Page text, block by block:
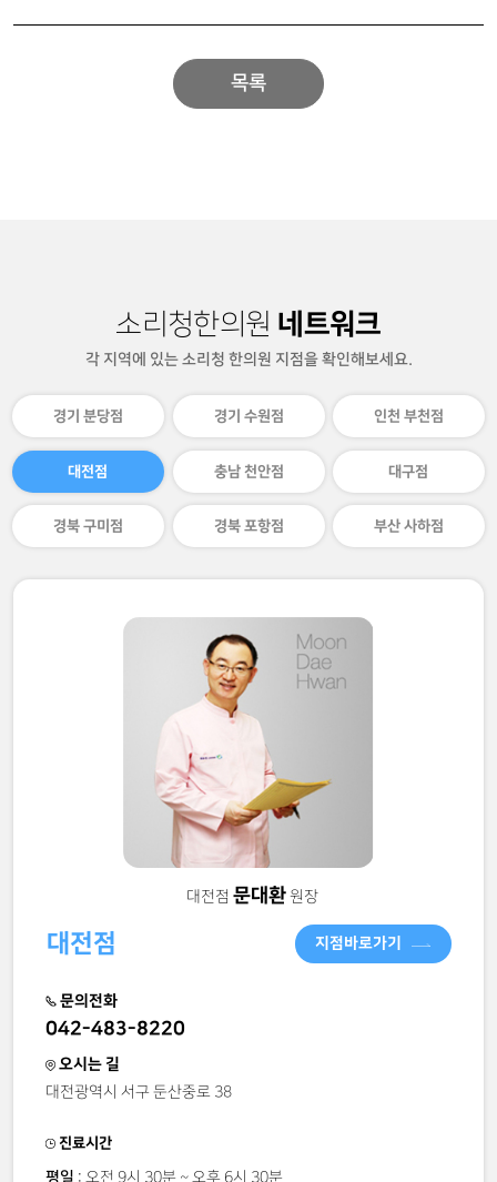
목록
소리청한의원 네트워크
각 지역에 있는 소리청 한의원 지점을 확인해보세요.
경기 분당점 경기 수원점 인천 부천점
대전점 충남 천안점 대구점
경북 구미점 경북 포항점 부산 사하점
대전점문대환 원장
대전점 지점바로가기
문의전화
042-483-8220
오시는 길
대전광역시 서구 둔산중로 38
진료시간
평일 : 오전 9시 30분 ~ 오후 6시 30분